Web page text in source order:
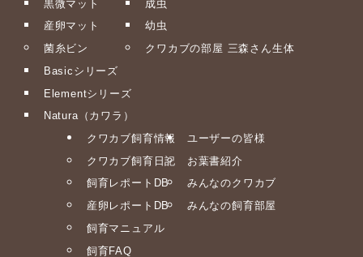
黒微マット
産卵マット
菌糸ビン
Basicシリーズ
Elementシリーズ
Natura（カワラ）
成虫
幼虫
クワカブの部屋 三森さん生体
クワカブ飼育情報
クワカブ飼育日記
飼育レポートDB
産卵レポートDB
飼育マニュアル
飼育FAQ
ユーザーの皆様
お葉書紹介
みんなのクワカブ
みんなの飼育部屋